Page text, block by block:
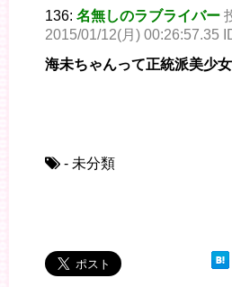
136: 名無しのラブライバー
2015/01/12(月) 00:26:57.35
海未ちゃんって正統派美少
- 未分類